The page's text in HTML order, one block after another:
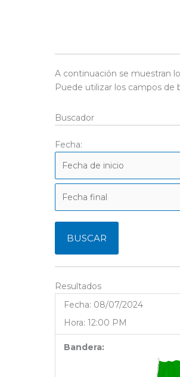
A continuación se muestran
Puede utilizar los campos de
Buscador
Fecha:
Resultados
Fecha: 08/07/2024
Hora: 12:00 PM
Bandera: